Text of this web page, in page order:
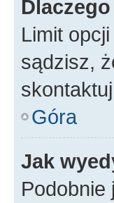
Limit
sądzisz,
Góra
Jak
Podobnie